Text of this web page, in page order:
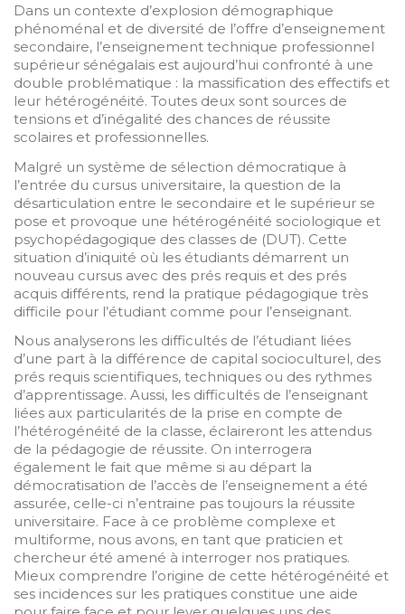
Dans un contexte d’explosion démographique
phénoménal et de diversité de l’offre d’enseignement
secondaire, l’enseignement technique professionnel
supérieur sénégalais est aujourd’hui confronté à une
double problématique : la massification des effectifs et
leur hétérogénéité. Toutes deux sont sources de
tensions et d’inégalité des chances de réussite
scolaires et professionnelles.
Malgré un système de sélection démocratique à
l’entrée du cursus universitaire, la question de la
désarticulation entre le secondaire et le supérieur se
pose et provoque une hétérogénéité sociologique et
psychopédagogique des classes de (DUT). Cette
situation d’iniquité où les étudiants démarrent un
nouveau cursus avec des prés requis et des prés
acquis différents, rend la pratique pédagogique très
difficile pour l’étudiant comme pour l’enseignant.
Nous analyserons les difficultés de l’étudiant liées
d’une part à la différence de capital socioculturel, des
prés requis scientifiques, techniques ou des rythmes
d’apprentissage. Aussi, les difficultés de l’enseignant
liées aux particularités de la prise en compte de
l’hétérogénéité de la classe, éclaireront les attendus
de la pédagogie de réussite. On interrogera
également le fait que même si au départ la
démocratisation de l’accès de l’enseignement a été
assurée, celle-ci n’entraine pas toujours la réussite
universitaire. Face à ce problème complexe et
multiforme, nous avons, en tant que praticien et
chercheur été amené à interroger nos pratiques.
Mieux comprendre l’origine de cette hétérogénéité et
ses incidences sur les pratiques constitue une aide